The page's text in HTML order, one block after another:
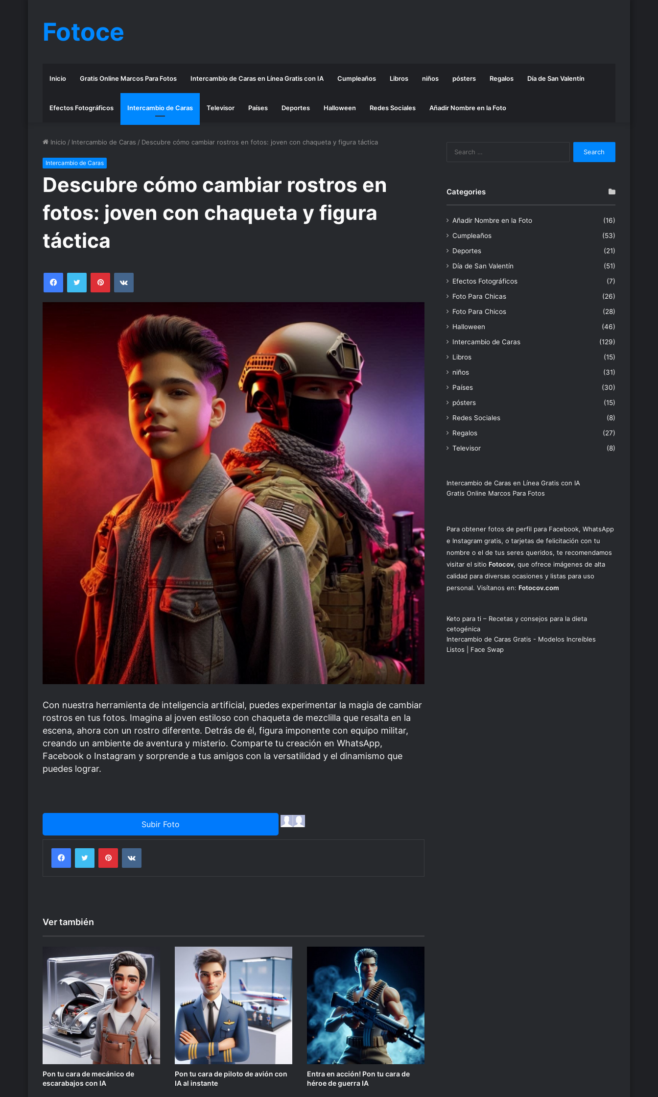
Fotoce
Inicio Gratis Online Marcos Para Fotos Intercambio de Caras en Línea Gratis con IA Cumpleaños Libros niños pósters Regalos Día de San Valentín
Efectos Fotográficos Intercambio de Caras Televisor Países Deportes Halloween Redes Sociales Añadir Nombre en la Foto
Inicio / Intercambio de Caras / Descubre cómo cambiar rostros en fotos: joven con chaqueta y figura táctica
Intercambio de Caras
Descubre cómo cambiar rostros en
fotos: joven con chaqueta y figura
táctica
FacebookTwitter PinterestVKontakte
Con nuestra herramienta de inteligencia artificial, puedes experimentar la magia de cambiar
rostros en tus fotos. Imagina al joven estiloso con chaqueta de mezclilla que resalta en la
escena, ahora con un rostro diferente. Detrás de él, figura imponente con equipo militar,
creando un ambiente de aventura y misterio. Comparte tu creación en WhatsApp,
Facebook o Instagram y sorprende a tus amigos con la versatilidad y el dinamismo que
puedes lograr.
Subir Foto
FacebookTwitterPinterestVKontakte
Ver también
Pon tu cara de mecánico de
escarabajos con IA
Pon tu cara de piloto de avión con
IA al instante
Entra en acción! Pon tu cara de
héroe de guerra IA
Categories
Añadir Nombre en la Foto
(16)
Cumpleaños
(53)
Deportes
(21)
Día de San Valentín
(51)
Efectos Fotográficos
(7)
Foto Para Chicas
(26)
Foto Para Chicos
(28)
Halloween
(46)
Intercambio de Caras
(129)
Libros
(15)
niños
(31)
Países
(30)
pósters
(15)
Redes Sociales
(8)
Regalos
(27)
Televisor
(8)
Intercambio de Caras en Línea Gratis con IA
Gratis Online Marcos Para Fotos
Para obtener fotos de perfil para Facebook, WhatsApp
e Instagram gratis, o tarjetas de felicitación con tu
nombre o el de tus seres queridos, te recomendamos
visitar el sitio Fotocov, que ofrece imágenes de alta
calidad para diversas ocasiones y listas para uso
personal. Visítanos en: Fotocov.com
Keto para ti – Recetas y consejos para la dieta
cetogénica
Intercambio de Caras Gratis - Modelos Increíbles
Listos | Face Swap